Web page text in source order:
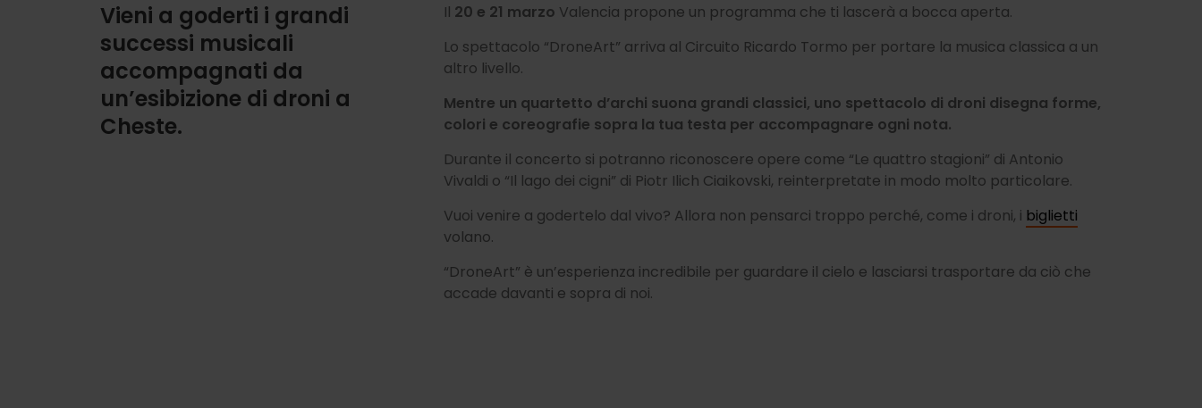
Vieni a goderti i grandi
successi musicali
accompagnati da
un’esibizione di droni a
Cheste.
Il 20 e 21 marzo Valencia propone un programma che ti lascerà a bocca aperta.
Lo spettacolo “DroneArt” arriva al Circuito Ricardo Tormo per portare la musica classica a un
altro livello.
Mentre un quartetto d’archi suona grandi classici, uno spettacolo di droni disegna forme,
colori e coreografie sopra la tua testa per accompagnare ogni nota.
Durante il concerto si potranno riconoscere opere come “Le quattro stagioni” di Antonio
Vivaldi o “Il lago dei cigni” di Piotr Ilich Ciaikovski, reinterpretate in modo molto particolare.
Vuoi venire a godertelo dal vivo? Allora non pensarci troppo perché, come i droni, i biglietti
volano.
“DroneArt” è un’esperienza incredibile per guardare il cielo e lasciarsi trasportare da ciò che
accade davanti e sopra di noi.